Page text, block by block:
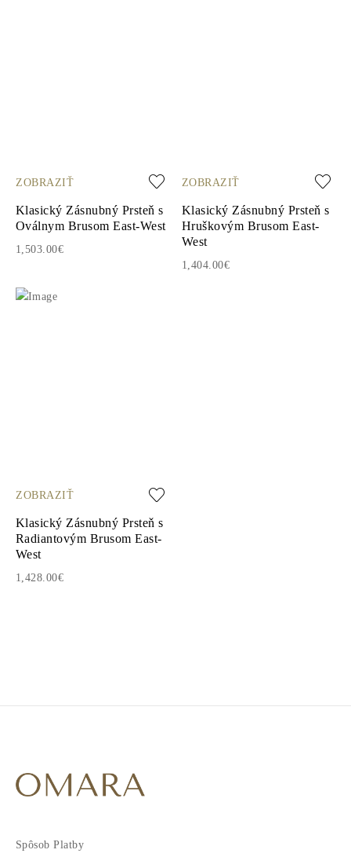
ZOBRAZIŤ
Klasický Zásnubný Prsteň s
Oválnym Brusom East-West
1,503.00€
ZOBRAZIŤ
Klasický Zásnubný Prsteň s
Hruškovým Brusom East-
West
1,404.00€
ZOBRAZIŤ
Klasický Zásnubný Prsteň s
Radiantovým Brusom East-
West
1,428.00€
Spôsob Platby